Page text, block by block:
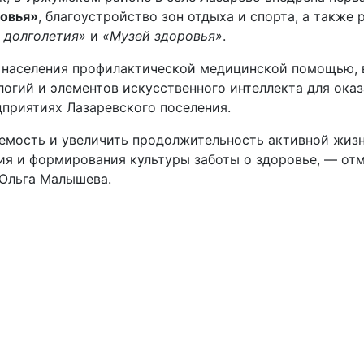
, благоустройство зон отдыха и спорта, а
и «Музей здоровья».
профилактической медицинской
и элементов искусственного интеллекта для
Лазаревского поселения.
и увеличить продолжительность активной
и формирования культуры заботы о здоровье, —
Малышева.